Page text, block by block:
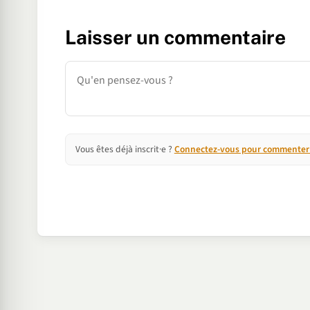
Laisser un commentaire
Commentaire
Vous êtes déjà inscrit·e ? Connectez-vous pour